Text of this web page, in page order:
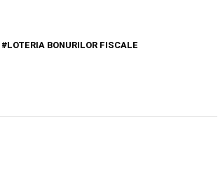
LOTERIA BONURILOR FISCALE